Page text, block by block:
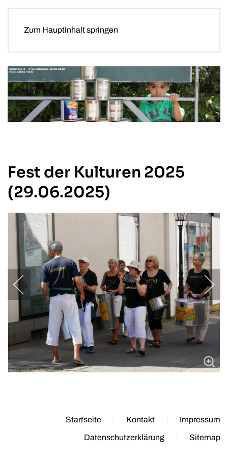
Zum Hauptinhalt springen
Fest der Kulturen 2025
(29.06.2025)
Startseite Kontakt Impressum
Datenschutzerklärung Sitemap